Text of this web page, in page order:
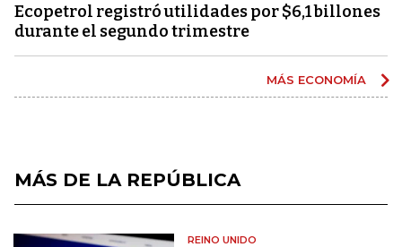
Ecopetrol registró utilidades por $6,1 billones
durante el segundo trimestre
MÁS ECONOMÍA
MÁS DE LA REPÚBLICA
REINO UNIDO